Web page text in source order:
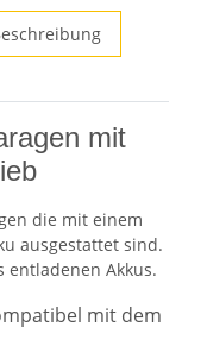
mit
die mit einem
ausgestattet sind.
entladenen Akkus.
mit dem